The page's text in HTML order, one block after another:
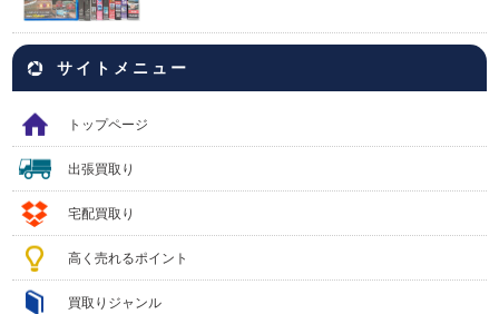
サイトメニュー
トップページ
出張買取り
宅配買取り
高く売れるポイント
買取りジャンル